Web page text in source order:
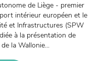
de Liège - premier
intérieur européen et le
et Infrastructures (SPW
à la présentation de
la Wallonie...